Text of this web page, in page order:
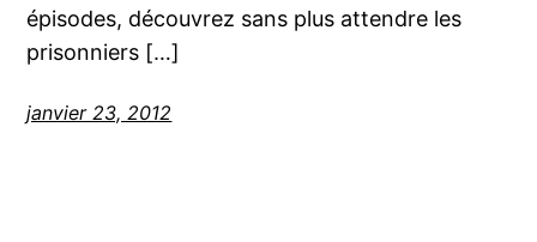
épisodes, découvrez sans plus attendre les
prisonniers […]
janvier 23, 2012